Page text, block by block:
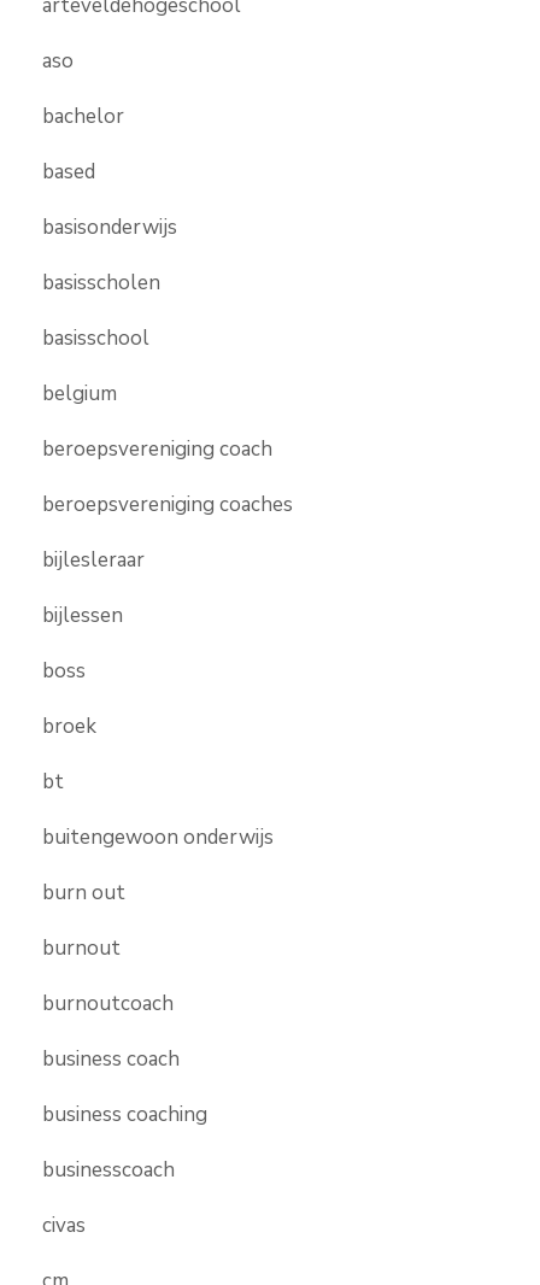
arteveldehogeschool
aso
bachelor
based
basisonderwijs
basisscholen
basisschool
belgium
beroepsvereniging coach
beroepsvereniging coaches
bijlesleraar
bijlessen
boss
broek
bt
buitengewoon onderwijs
burn out
burnout
burnoutcoach
business coach
business coaching
businesscoach
civas